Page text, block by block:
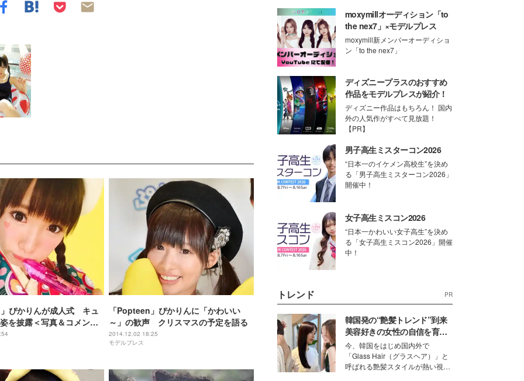
ぴかりんが成人式 キュ
を披露＜写真＆コメント
「Popteen」ぴかりんに「かわいい
～」の歓声 クリスマスの予定を語る
2014.12.02 18:25
モデルプレス
moxymillオーディション「to
the nex7」×モデルプレス
moxymill新メンバーオーディショ
ン「to the nex7」
ディズニープラスのおすすめ
作品をモデルプレスが紹介！
ディズニー作品はもちろん！ 国内
外の人気作がすべて見放題！
【PR】
男子高生ミスターコン2026
“日本一のイケメン高校生”を決め
る「男子高生ミスターコン2026」
開催中！
女子高生ミスコン2026
“日本一かわいい女子高生”を決め
る「女子高生ミスコン2026」開催
中！
トレンド PR
韓国発の“艶髪トレンド”到来
美容好きの女性の自信を育む
「ヘアケア事情」って？
今、韓国をはじめ国内外で
「Glass Hair（グラスヘア）」と
呼ばれる艶髪スタイルが熱い視線